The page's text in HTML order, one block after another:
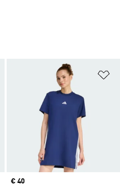
Añadir a la lista de deseos
Precio
€ 40